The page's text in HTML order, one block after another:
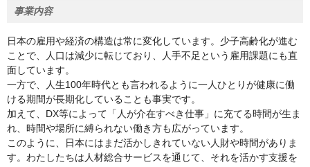
事業内容
日本の雇用や経済の構造は常に変化しています。少子高齢化が進む
ことで、人口は減少に転じており、人手不足という雇用課題にも直
面しています。
一方で、人生100年時代とも言われるように一人ひとりが健康に働
ける期間が⾧期化していることも事実です。
加えて、DX等によって「人が介在すべき仕事」に充てる時間が生ま
れ、時間や場所に縛られない働き方も広がっています。
このように、日本にはまだ活かしきれていない人財や時間がありま
す。わたしたちは人材総合サービスを通じて、それを活かす支援を